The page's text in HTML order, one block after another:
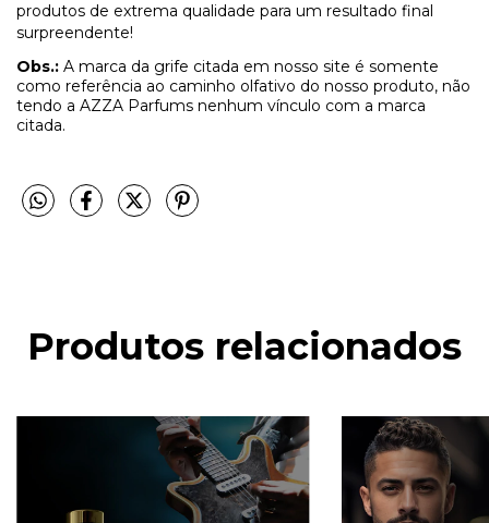
produtos de extrema qualidade para um resultado final
surpreendente!
Obs.: A marca da grife citada em nosso site é somente
como referência ao caminho olfativo do nosso produto, não
tendo a AZZA Parfums nenhum vínculo com a marca
citada.
Produtos relacionados